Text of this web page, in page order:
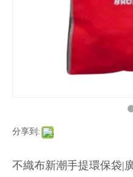
分享到:
不織布新潮手提環保袋